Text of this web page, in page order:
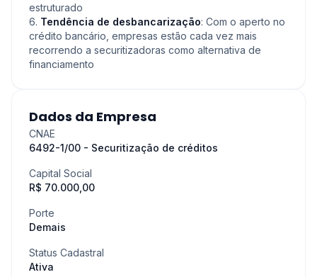
estruturado
6. Tendência de desbancarização: Com o aperto no
crédito bancário, empresas estão cada vez mais
recorrendo a securitizadoras como alternativa de
financiamento
Dados da Empresa
CNAE
6492-1/00 - Securitização de créditos
Capital Social
R$ 70.000,00
Porte
Demais
Status Cadastral
Ativa